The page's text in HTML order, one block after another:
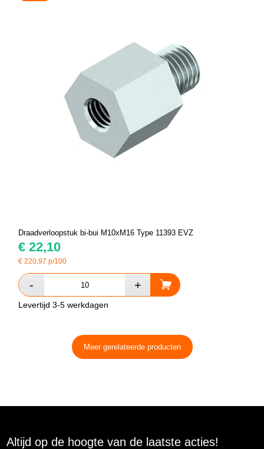
Draadverloopstuk bi-bui M10xM16 Type 11393 EVZ
€ 22,10
€220,97 p/100
Levertijd 3-5 werkdagen
Meer gerelateerde producten
Altijd op de hoogte van de laatste acties!